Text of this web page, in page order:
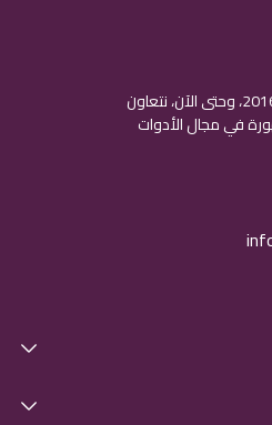
تأسست myhome في البداية عام 2016، وحتى الآن، نتعاون
مشهورة في مجال الأدوات